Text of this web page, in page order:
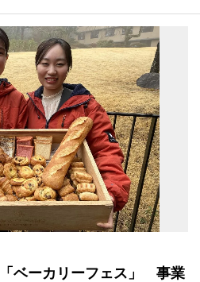
ベーカリーフェス」 事業